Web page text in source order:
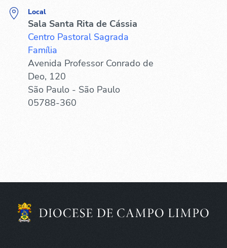
Local
Sala Santa Rita de Cássia
Centro Pastoral Sagrada
Família
Avenida Professor Conrado de
Deo, 120
São Paulo - São Paulo
05788-360